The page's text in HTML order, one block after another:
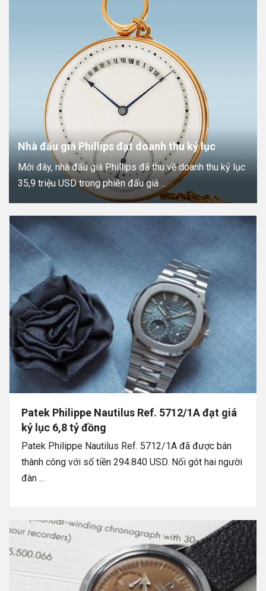
Nhà đấu giá Phillips đạt doanh thu kỷ lục
Mới đây, nhà đấu giá Phillips đã thu về doanh thu kỷ lục
35,9 triệu USD trong phiên đấu giá ...
Patek Philippe Nautilus Ref. 5712/1A đạt giá
kỷ lục 6,8 tỷ đồng
Patek Philippe Nautilus Ref. 5712/1A đã được bán
thành công với số tiền 294.840 USD. Nối gót hai người
đàn ...